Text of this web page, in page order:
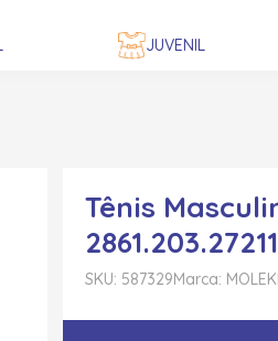
JUVENIL
Tênis
SKU: 587329Marca: